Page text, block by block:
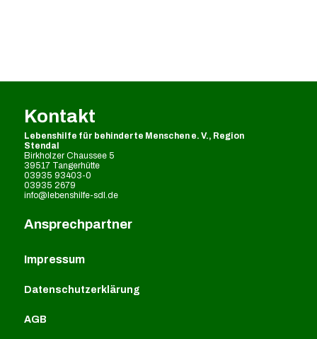
Kontakt
Lebenshilfe für behinderte Menschen e. V., Region
Stendal
Birkholzer Chaussee 5
39517 Tangerhütte
03935 93403-0
03935 2679
info@lebenshilfe-sdl.de
Ansprechpartner
Impressum
Datenschutzerklärung
AGB